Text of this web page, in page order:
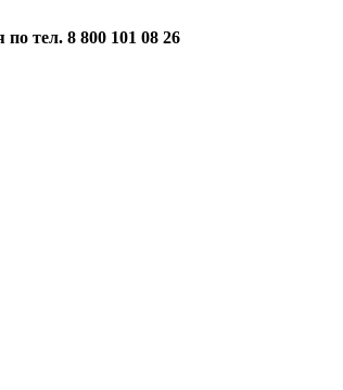
тел. 8 800 101 08 26